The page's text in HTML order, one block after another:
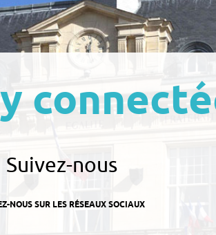
Suivez-nous
NOUS SUR LES RÉSEAUX SOCIAUX